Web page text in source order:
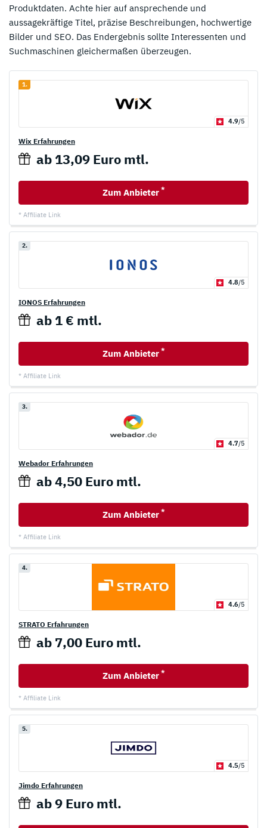
Produktdaten. Achte hier auf ansprechende und
aussagekräftige Titel, präzise Beschreibungen, hochwertige
Bilder und SEO. Das Endergebnis sollte Interessenten und
Suchmaschinen gleichermaßen überzeugen.
1.
4.9/5
Wix Erfahrungen
ab 13,09 Euro mtl.
Zum Anbieter *
* Affiliate Link
2.
4.8/5
IONOS Erfahrungen
ab 1 € mtl.
Zum Anbieter *
* Affiliate Link
3.
4.7/5
Webador Erfahrungen
ab 4,50 Euro mtl.
Zum Anbieter *
* Affiliate Link
4.
4.6/5
STRATO Erfahrungen
ab 7,00 Euro mtl.
Zum Anbieter *
* Affiliate Link
5.
4.5/5
Jimdo Erfahrungen
ab 9 Euro mtl.